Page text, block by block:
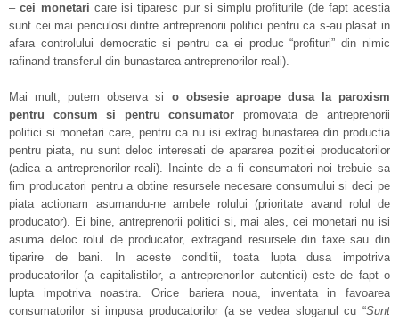
–cei monetari care isi tiparesc pur si simplu profiturile (de fapt acestia
sunt cei mai periculosi dintre antreprenorii politici pentru ca s-au plasat in
afara controlului democratic si pentru ca ei produc “profituri” din nimic
rafinand transferul din bunastarea antreprenorilor reali).
Mai mult, putem observa si o obsesie aproape dusa la paroxism
pentru consum
si pentru consumator promovata de antreprenorii
politici si monetari care, pentru ca nu isi extrag bunastarea din productia
pentru piata, nu sunt deloc interesati de apararea pozitiei producatorilor
(adica a antreprenorilor reali). Inainte de a fi consumatori noi trebuie sa
fim producatori pentru a obtine resursele necesare consumului si deci pe
piata actionam asumandu-ne ambele rolului (prioritate avand rolul de
producator). Ei bine, antreprenorii politici si, mai ales, cei monetari nu isi
asuma deloc rolul de producator, extragand resursele din taxe sau din
tiparire de bani. In aceste conditii, toata lupta dusa impotriva
producatorilor (a capitalistilor, a antreprenorilor autentici) este de fapt o
lupta impotriva noastra. Orice bariera noua, inventata in favoarea
consumatorilor si impusa producatorilor (a se vedea sloganul cu “Sunt